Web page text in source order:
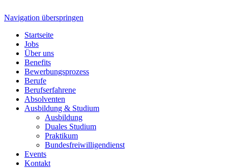
Navigation überspringen
Startseite
Jobs
Über uns
Benefits
Bewerbungsprozess
Berufe
Berufserfahrene
Absolventen
Ausbildung & Studium
Ausbildung
Duales Studium
Praktikum
Bundesfreiwilligendienst
Events
Kontakt